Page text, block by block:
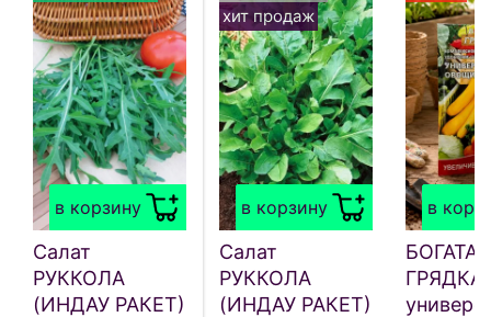
в корзину
Салат
РУККОЛА
(ИНДАУ РАКЕТ)
в корзину
хит продаж
Салат
РУККОЛА
(ИНДАУ РАКЕТ)
в
БОГАТАЯ
ГРЯДКА